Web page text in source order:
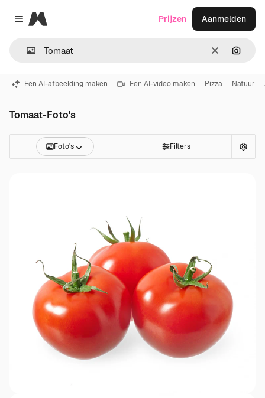
Close menu
Magnific
Wissen
Prijzen Aanmelden
Een AI-afbeelding maken Een AI-video maken Pizza Natuur
Tomaat-Foto's
Foto's Filters